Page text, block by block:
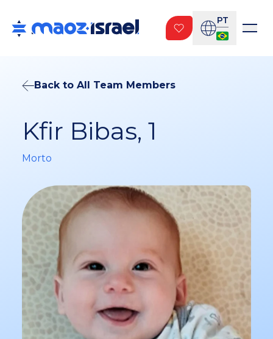
PT
Back to All Team Members
Kfir Bibas, 1
Morto